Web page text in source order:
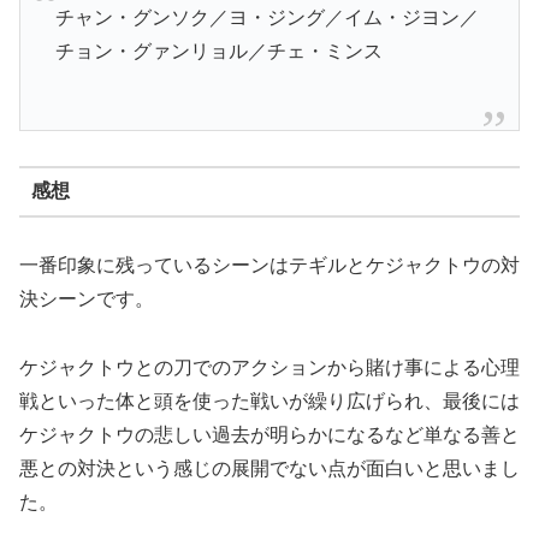
チャン・グンソク／ヨ・ジング／イム・ジヨン／
チョン・グァンリョル／チェ・ミンス
感想
一番印象に残っているシーンはテギルとケジャクトウの対
決シーンです。
ケジャクトウとの刀でのアクションから賭け事による心理
戦といった体と頭を使った戦いが繰り広げられ、最後には
ケジャクトウの悲しい過去が明らかになるなど単なる善と
悪との対決という感じの展開でない点が面白いと思いまし
た。